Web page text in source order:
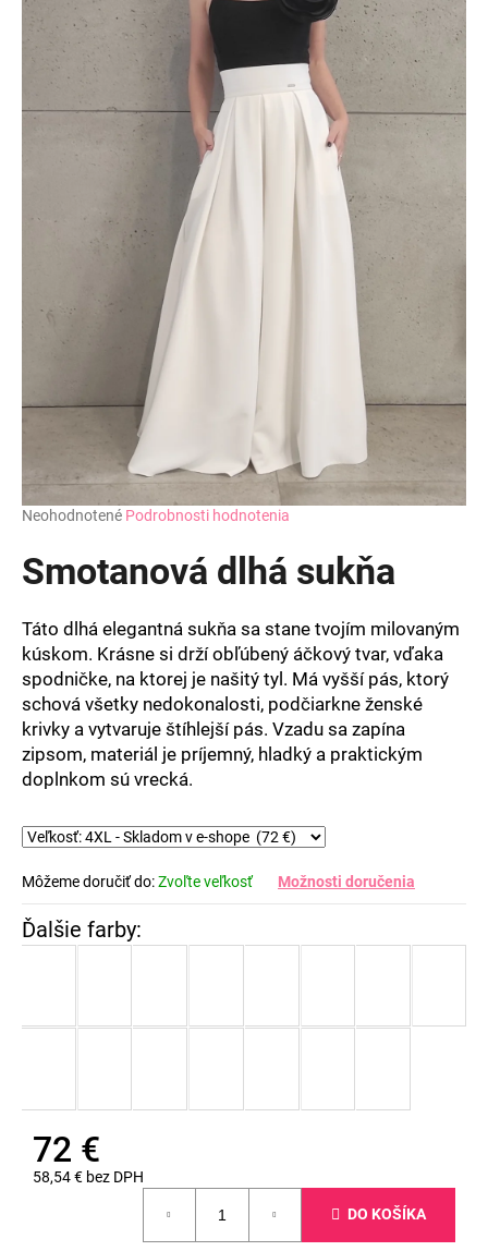
Priemerné
produktu
je
5
hviezdičiek.
Neohodnotené Podrobnosti hodnotenia
Smotanová dlhá sukňa
Táto dlhá elegantná sukňa sa stane tvojím milovaným
kúskom. Krásne si drží obľúbený áčkový tvar, vďaka
spodničke, na ktorej je našitý tyl. Má vyšší pás, ktorý
schová všetky nedokonalosti, podčiarkne ženské
krivky a vytvaruje štíhlejší pás. Vzadu sa zapína
zipsom, materiál je príjemný, hladký a praktickým
doplnkom sú vrecká.
Môžeme doručiť do:Zvoľte veľkosť Možnosti doručenia
72 €
58,54 € bez DPH
DO KOŠÍKA